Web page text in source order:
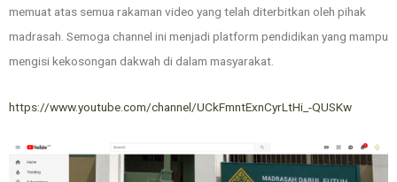
memuat atas semua rakaman video yang telah diterbitkan oleh pihak
madrasah. Semoga channel ini menjadi platform pendidikan yang mampu
mengisi kekosongan dakwah di dalam masyarakat.
https://www.youtube.com/channel/UCkFmntExnCyrLtHi_-QUSKw